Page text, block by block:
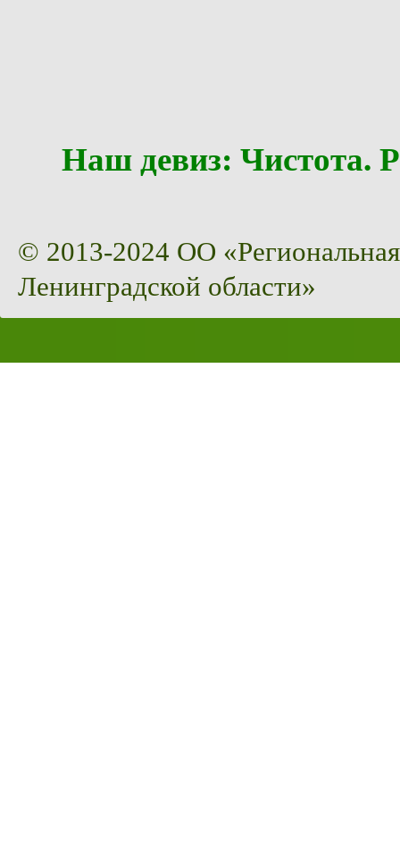
Наш девиз:
© 2013-2024 ОО
Ленинградской области»